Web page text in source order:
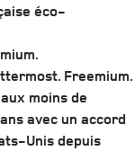
éco-
Freemium.
moins de
avec un accord
Unis depuis